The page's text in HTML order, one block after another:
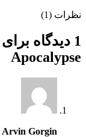
نظرات (1)
1 دیدگاه برای
Apocalypse
Arvin Gorgin